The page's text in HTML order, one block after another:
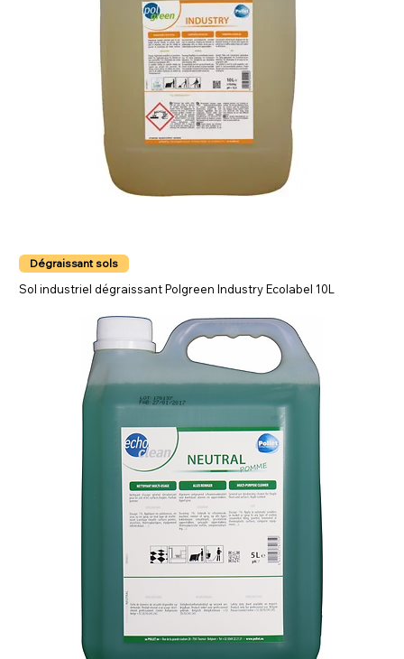
Dégraissant sols
Sol industriel dégraissant Polgreen Industry Ecolabel 10L